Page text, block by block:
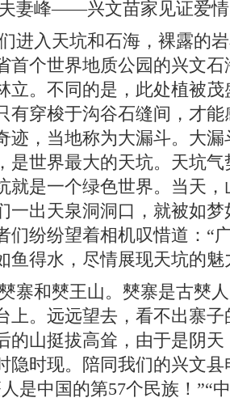
妻峰——兴文苗家见证爱情
进入天坑和石海，裸露的
首个世界地质公园的兴文
立。不同的是，此处植被
有穿梭于沟谷石缝间，才
迹，当地称为大漏斗。大漏
是世界最大的天坑。天坑
就是一个绿色世界。当天
一出天泉洞洞口，就被如
们纷纷望着相机叹惜道：“
鱼得水，尽情展现天坑的魅
寨和僰王山。僰寨是古僰
上。远远望去，看不出寨
的山挺拔高耸，由于是阴
隐时现。陪同我们的兴文
是中国的第57个民族！”“